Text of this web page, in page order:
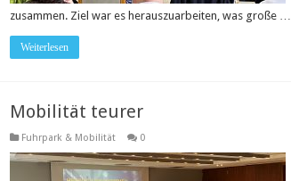
zusammen. Ziel war es herauszuarbeiten, was große …
Weiterlesen
Mobilität teurer
Fuhrpark & Mobilität 0